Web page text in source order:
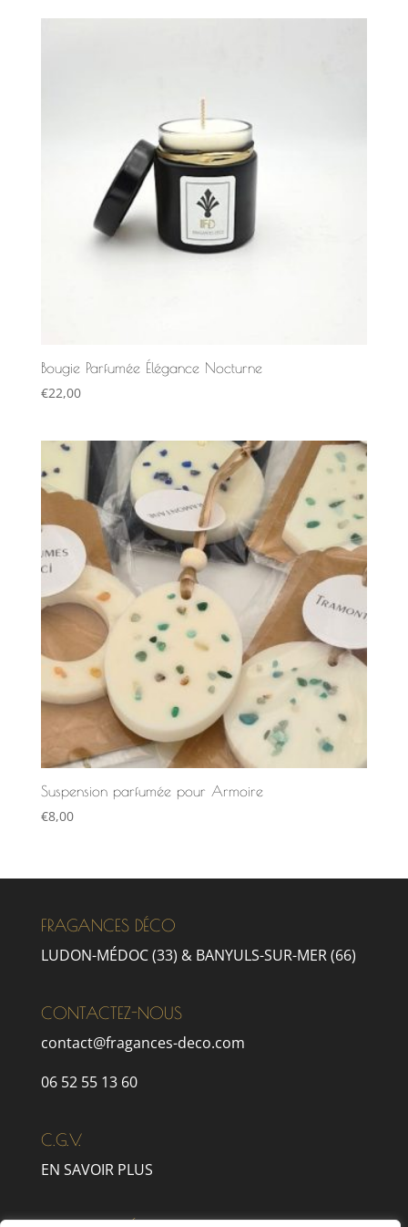
Bougie Parfumée Élégance Nocturne
€22,00
Suspension parfumée pour Armoire
€8,00
FRAGANCES DÉCO
LUDON-MÉDOC (33) & BANYULS-SUR-MER (66)
CONTACTEZ-NOUS
contact@fragances-deco.com
06 52 55 13 60
C.G.V.
EN SAVOIR PLUS